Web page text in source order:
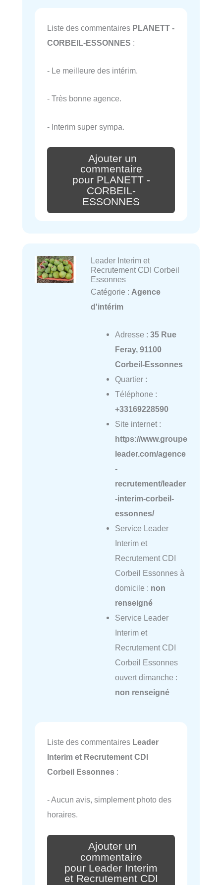
Liste des commentaires PLANETT -
CORBEIL-ESSONNES :
- Le meilleure des intérim.
- Très bonne agence.
- Interim super sympa.
Ajouter un
commentaire
pour PLANETT -
CORBEIL-
ESSONNES
Leader Interim et
Recrutement CDI Corbeil
Essonnes
Catégorie : Agence
d'intérim
Adresse : 35 Rue
Feray, 91100
Corbeil-Essonnes
Quartier :
Téléphone :
+33169228590
Site internet :
https://www.groupe
leader.com/agence
-
recrutement/leader
-interim-corbeil-
essonnes/
Service Leader
Interim et
Recrutement CDI
Corbeil Essonnes à
domicile : non
renseigné
Service Leader
Interim et
Recrutement CDI
Corbeil Essonnes
ouvert dimanche :
non renseigné
Liste des commentaires Leader
Interim et Recrutement CDI
Corbeil Essonnes :
- Aucun avis, simplement photo des
horaires.
Ajouter un
commentaire
pour Leader Interim
et Recrutement CDI